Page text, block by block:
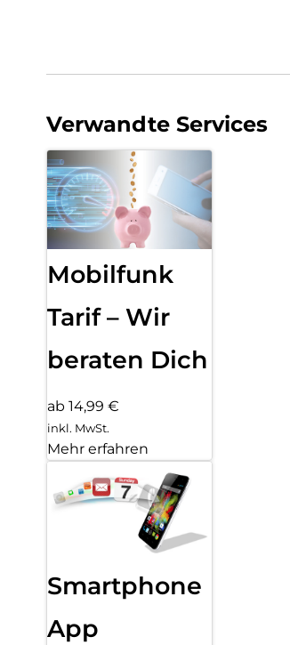
Verwandte Services
Mobilfunk
Tarif – Wir
beraten Dich
ab 14,99 €
inkl. MwSt.
Mehr erfahren
Smartphone
App